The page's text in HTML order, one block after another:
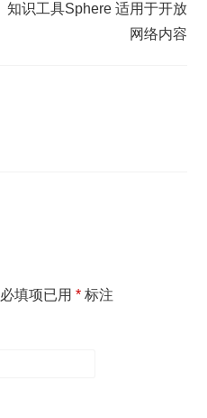
知识工具Sphere 适用于开放
网络内容
必填项已用* 标注